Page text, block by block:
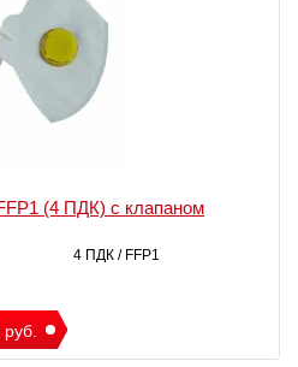
(4 ПДК) с клапаном
4 ПДК / FFP1
руб.